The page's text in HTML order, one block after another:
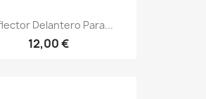
Delantero Para...
12,00 €